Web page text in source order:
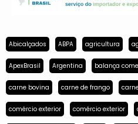
Abicalçados ABPA agricultura
ApexBrasil Argentina balança
carne bovina carne de frango
comércio exterior comércio exterior